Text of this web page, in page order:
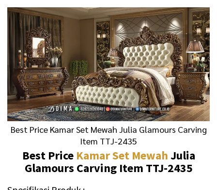
Best Price Kamar Set Mewah Julia Glamours Carving
Item TTJ-2435
Best Price Kamar Set MewahJulia
Glamours Carving Item TTJ-2435